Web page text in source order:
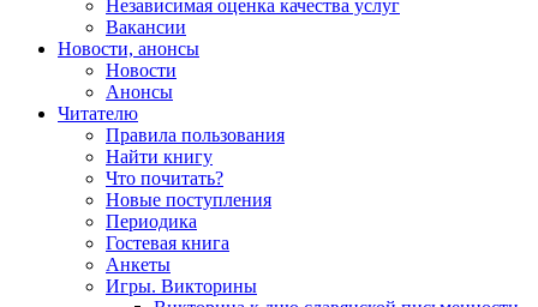
Независимая оценка качества услуг
Вакансии
Новости, анонсы
Новости
Анонсы
Читателю
Правила пользования
Найти книгу
Что почитать?
Новые поступления
Периодика
Гостевая книга
Анкеты
Игры. Викторины